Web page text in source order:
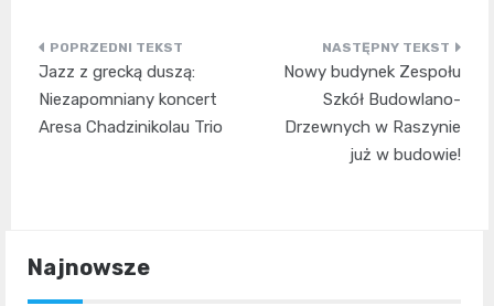
Nawigacja
wpisu
Jazz z grecką duszą:
Niezapomniany koncert
Aresa Chadzinikolau Trio
Nowy budynek Zespołu
Szkół Budowlano-
Drzewnych w Raszynie
już w budowie!
Najnowsze